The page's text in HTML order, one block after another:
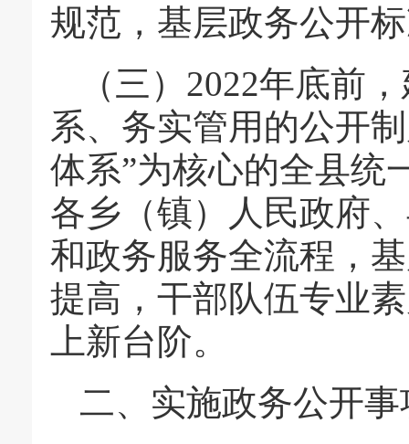
规范，基层政务公开
（三）2022年底前
系、务实管用的公开
体系”为核心的全县统
各乡（镇）人民政府
和政务服务全流程，
提高，干部队伍专业
上新台阶。
二、实施政务公开